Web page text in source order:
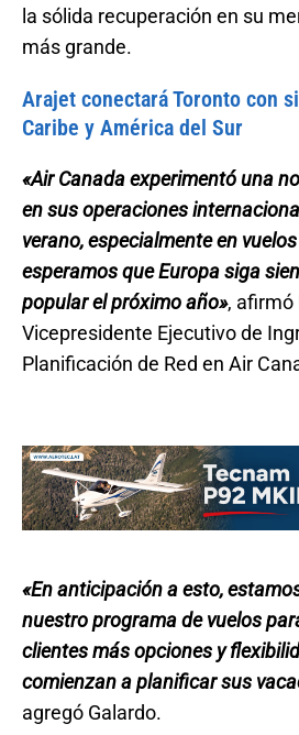
la sólida recuperación en su
más grande.
Arajet conectará Toronto con
Caribe y América del Sur
«Air Canada experimentó una
en sus operaciones
verano, especialmente en
esperamos que Europa siga
popular el próximo año», afirmó
Vicepresidente Ejecutivo de
Planificación de Red en Air
«En anticipación a esto,
nuestro programa de vuelos
clientes más opciones y
comienzan a planificar sus
agregó Galardo.